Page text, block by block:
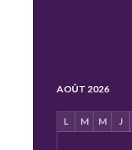
AOÛT 2026
L M M J